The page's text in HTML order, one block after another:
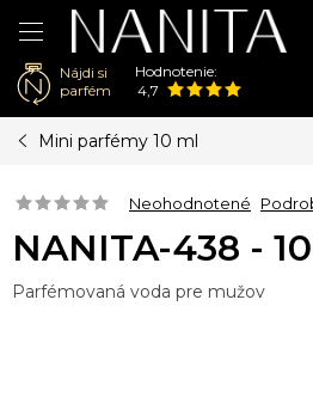
Nájdi si
parfém
Hodnotenie:
4,7
Mini parfémy 10 ml
Neohodnotené
NANITA-438 -
Parfémovaná voda pre mužov